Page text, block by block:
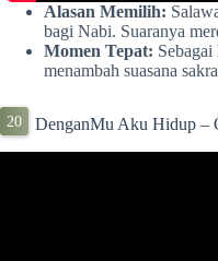
Alasan Memilih:
bagi Nabi. Suaranya
Momen Tepat:
menambah suasana
DenganMu Aku Hidup –